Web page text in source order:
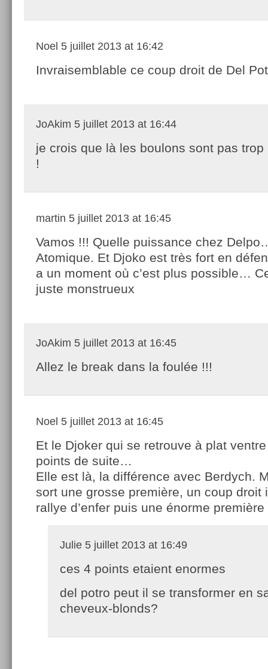
Noel 5 juillet 2013 at 16:42
Invraisemblable ce coup droit de Del
JoAkim 5 juillet 2013 at 16:44
je crois que là les boulons sont pas trop
!
martin 5 juillet 2013 at 16:45
Vamos !!! Quelle puissance chez
Atomique. Et Djoko est très fort en
a un moment où c’est plus possible…
juste monstrueux
JoAkim 5 juillet 2013 at 16:45
Allez le break dans la foulée !!!
Noel 5 juillet 2013 at 16:45
Et le Djoker qui se retrouve à plat
points de suite…
Elle est là, la différence avec Berdych.
sort une grosse première, un coup droit
rallye d’enfer puis une énorme
Julie 5 juillet 2013 at 16:49
ces 4 points etaient enormes
del potro peut il se transformer en
cheveux-blonds?